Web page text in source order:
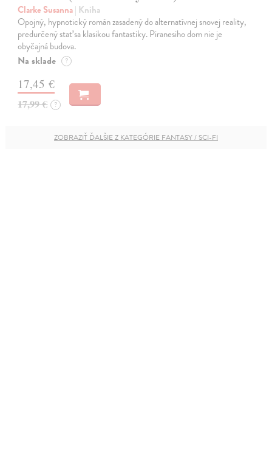
Clarke Susanna| Kniha
Opojný, hypnotický román zasadený do alternatívnej snovej reality,
predurčený stať sa klasikou fantastiky. Piranesiho dom nie je
obyčajná budova.
Na sklade ?
17,45 €
17,99 € ?
ZOBRAZIŤ ĎALŠIE Z KATEGÓRIE FANTASY / SCI-FI